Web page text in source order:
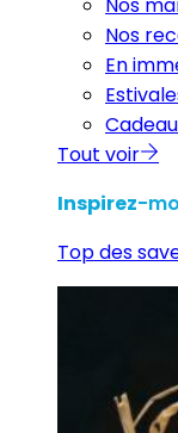
Nos
En
Tout voir
Inspirez-
Top des